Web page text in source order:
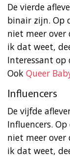
De vierde
binair zijn. Op
niet meer over
ik dat weet,
Interessant op
Ook Queer
Influencers
De vijfde
Influencers.
niet meer over
ik dat weet,